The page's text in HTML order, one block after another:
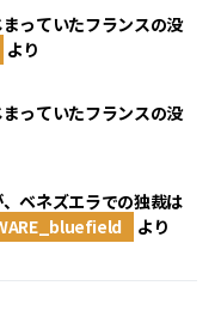
っていたフランスの没
より
っていたフランスの没
ベネズエラでの独裁は
より